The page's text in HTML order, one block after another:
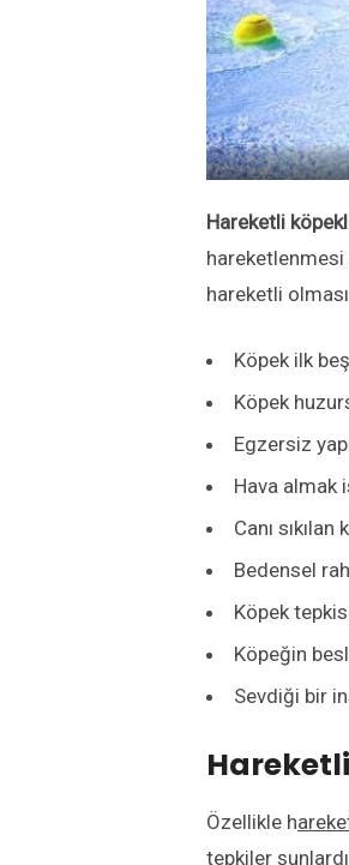
Hareketli
hareketlenmesi
hareketli
Köpek ilk
Köpek
Egzersiz
Hava almak
Canı
Bedensel
Köpek
Köpeğin
Sevdiği bir
Özellikle h
tepkiler